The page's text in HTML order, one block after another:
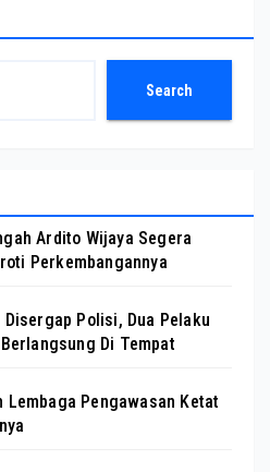
Search
Ardito Wijaya Segera
Perkembangannya
Polisi, Dua Pelaku
Di Tempat
Lembaga Pengawasan Ketat